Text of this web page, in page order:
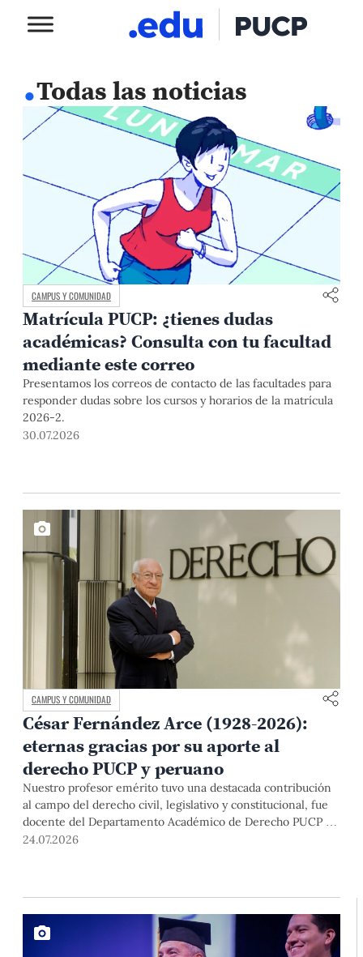
.Todas las noticias
CAMPUS Y COMUNIDAD
Matrícula PUCP: ¿tienes dudas
académicas? Consulta con tu facultad
mediante este correo
Presentamos los correos de contacto de las facultades para
responder dudas sobre los cursos y horarios de la matrícula
2026-2.
30.07.2026
CAMPUS Y COMUNIDAD
César Fernández Arce (1928-2026):
eternas gracias por su aporte al
derecho PUCP y peruano
Nuestro profesor emérito tuvo una destacada contribución
al campo del derecho civil, legislativo y constitucional, fue
docente del Departamento Académico de Derecho PUCP y
magistrado del Poder Judicial durante más de treinta años,
24.07.2026